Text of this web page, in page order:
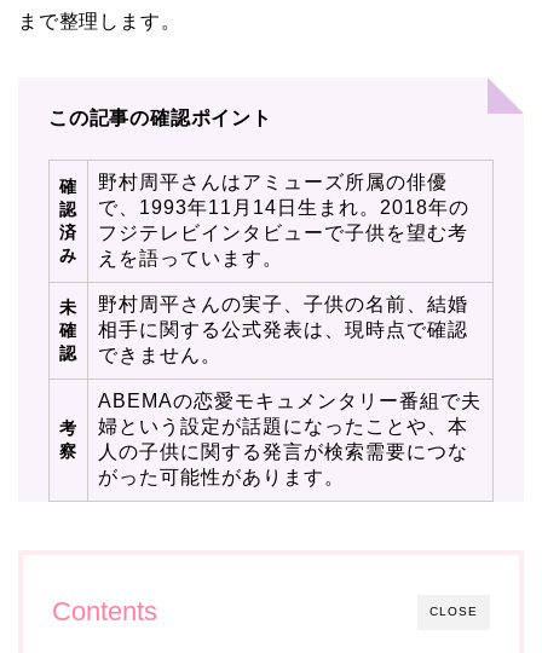
まで整理します。
この記事の確認ポイント
確
認
済
み
野村周平さんはアミューズ所属の俳優
で、1993年11月14日生まれ。2018年の
フジテレビインタビューで子供を望む考
えを語っています。
未
確
認
野村周平さんの実子、子供の名前、結婚
相手に関する公式発表は、現時点で確認
できません。
考
察
ABEMAの恋愛モキュメンタリー番組で夫
婦という設定が話題になったことや、本
人の子供に関する発言が検索需要につな
がった可能性があります。
CLOSE
Contents